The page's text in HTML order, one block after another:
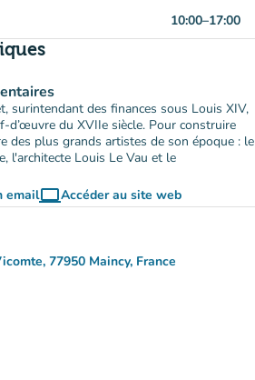
10:00–17:00
surintendant des finances sous Louis XIV,
d’œuvre du XVIIe siècle. Pour construire
des plus grands artistes de son époque : le
l'architecte Louis Le Vau et le
emailcomputerAccéder au site web
(nouvel onglet)
77950 Maincy, France
(ouvrir dans Google Maps)
(nouvel onglet)